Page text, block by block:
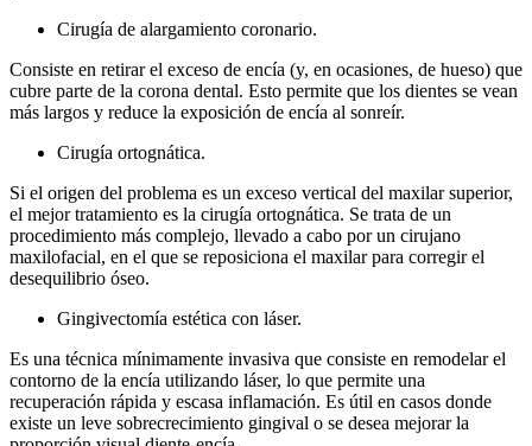
Cirugía de alargamiento coronario.
Consiste en retirar el exceso de encía (y, en ocasiones, de hueso) que
cubre parte de la corona dental. Esto permite que los dientes se vean
más largos y reduce la exposición de encía al sonreír.
Cirugía ortognática.
Si el origen del problema es un exceso vertical del maxilar superior,
el mejor tratamiento es la cirugía ortognática. Se trata de un
procedimiento más complejo, llevado a cabo por un cirujano
maxilofacial, en el que se reposiciona el maxilar para corregir el
desequilibrio óseo.
Gingivectomía estética con láser.
Es una técnica mínimamente invasiva que consiste en remodelar el
contorno de la encía utilizando láser, lo que permite una
recuperación rápida y escasa inflamación. Es útil en casos donde
existe un leve sobrecrecimiento gingival o se desea mejorar la